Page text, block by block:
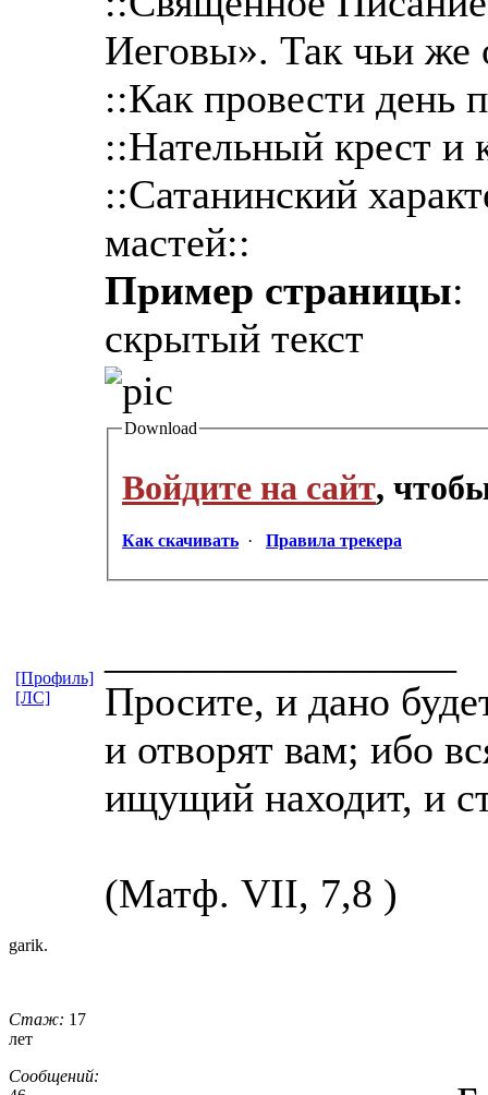
Иеговы». Так чьи же
::Как провести день
::Нательный крест и
::Сатанинский
мастей::
Пример страницы:
скрытый текст
Download
Войдите на сайт,
Как скачивать · Правила трекера
Просите, и дано
и отворят вам; ибо
ищущий находит, и
(Матф. VII, 7,8 )
[Профиль]
[ЛС]
garik.
Стаж: 17
лет
Сообщений: